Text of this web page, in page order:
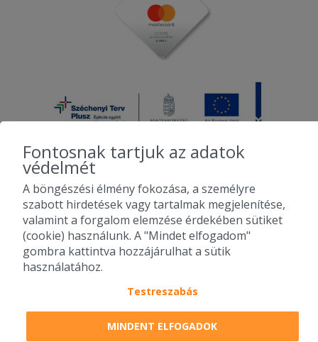
2010-2026 Copyright - Falatozz.hu - Diston-line Kft.
Pizza, gyros, hamburger, menük kedvező áron, egy helyen az összes
étterem ajánlata.
Fontosnak tartjuk az adatok
védelmét
A böngészési élmény fokozása, a személyre
szabott hirdetések vagy tartalmak megjelenítése,
valamint a forgalom elemzése érdekében sütiket
(cookie) használunk. A "Mindet elfogadom"
gombra kattintva hozzájárulhat a sütik
használatához.
Testreszabás
MINDENT ELFOGADOK